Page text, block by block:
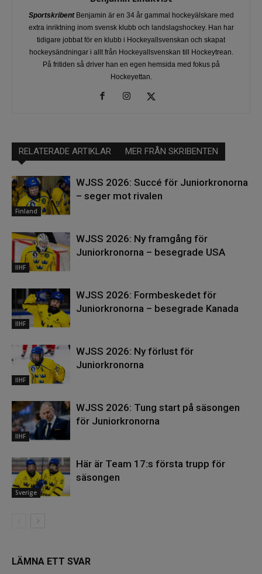
SportskribentBenjamin är en 34 år gammal hockeyälskare med
extra inriktning inom svensk klubb och landslagshockey. Han har
tidigare jobbat för en klubb i Hockeyallsvenskan och skapat
hockeysändningar i allt från Hockeyallsvenskan till Hockeytrean.
På fritiden så driver han en egen hemsida med fokus på
Hockeyettan.
RELATERADE ARTIKLAR MER FRÅN SKRIBENTEN
Finland
WJSS 2026: Succé för Juniorkronorna
– seger mot rivalen
IIHF
WJSS 2026: Ny framgång för
Juniorkronorna – besegrade USA
IIHF
WJSS 2026: Formbeskedet för
Juniorkronorna – besegrade Kanada
IIHF
WJSS 2026: Ny förlust för
Juniorkronorna
IIHF
WJSS 2026: Tung start på säsongen
för Juniorkronorna
Sverige
Här är Team 17:s första trupp för
säsongen
LÄMNA ETT SVAR